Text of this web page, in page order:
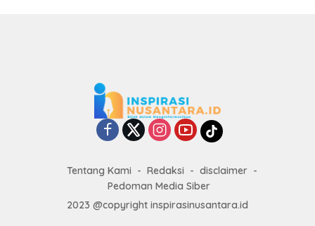
Tentang Kami Redaksi
disclaimer
Pedoman Media Siber
2023 @copyright inspirasinusantara.id